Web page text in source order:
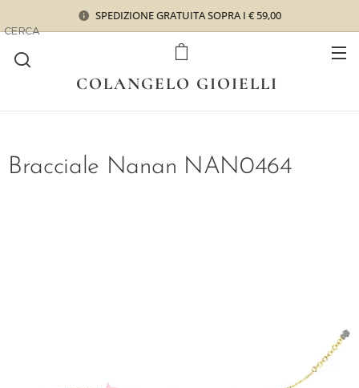
SPEDIZIONE GRATUITA SOPRA I € 59,00
COLANGELO GIOIELLI
CERCA
Bracciale Nanan NAN0464